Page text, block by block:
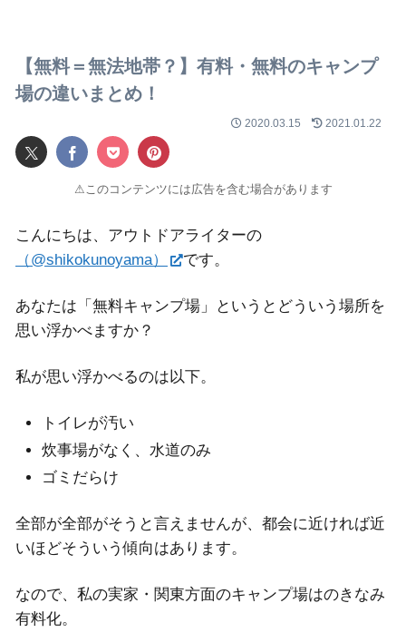
【無料＝無法地帯？】有料・無料のキャンプ
場の違いまとめ！
2020.03.15 2021.01.22
⚠このコンテンツには広告を含む場合があります
こんにちは、アウトドアライターの
（@shikokunoyama）
です。
あなたは「無料キャンプ場」というとどういう場所を
思い浮かべますか？
私が思い浮かべるのは以下。
トイレが汚い
炊事場がなく、水道のみ
ゴミだらけ
全部が全部がそうと言えませんが、都会に近ければ近
いほどそういう傾向はあります。
なので、私の実家・関東方面のキャンプ場はのきなみ
有料化。